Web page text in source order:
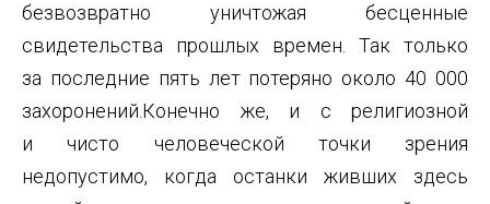
безвозвратно уничтожая бесценные
свидетельства прошлых времен. Так только
за последние пять лет потеряно около 40 000
захоронений.Конечно же, и с религиозной
и чисто человеческой точки зрения
недопустимо, когда останки живших здесь